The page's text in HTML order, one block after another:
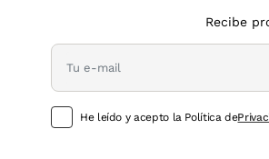
Recibe
He leído y acepto la Política de